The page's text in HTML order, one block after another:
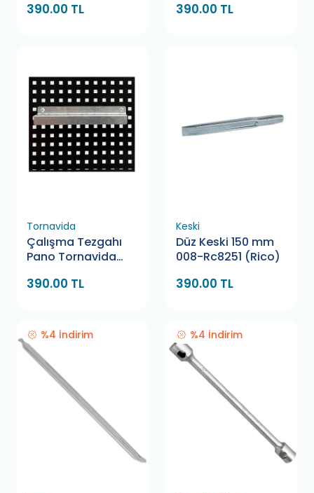
390.00 TL 390.00 TL
Tornavida
Çalışma Tezgahı
Pano Tornavida
390.00 TL
Keski
Düz Keski 150 mm
008-Rc8251 (Rico)
390.00 TL
%4 İndirim %4 İndirim